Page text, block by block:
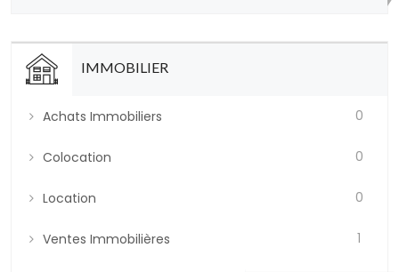
IMMOBILIER
Achats Immobiliers 0
Colocation 0
Location 0
Ventes Immobilières 1